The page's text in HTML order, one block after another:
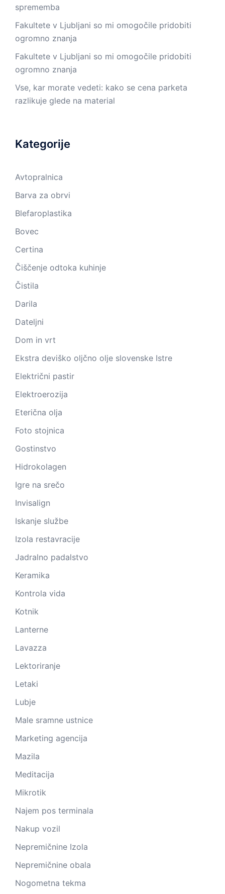
sprememba
Fakultete v Ljubljani so mi omogočile pridobiti
ogromno znanja
Fakultete v Ljubljani so mi omogočile pridobiti
ogromno znanja
Vse, kar morate vedeti: kako se cena parketa
razlikuje glede na material
Kategorije
Avtopralnica
Barva za obrvi
Blefaroplastika
Bovec
Certina
Čiščenje odtoka kuhinje
Čistila
Darila
Dateljni
Dom in vrt
Ekstra deviško oljčno olje slovenske Istre
Električni pastir
Elektroerozija
Eterična olja
Foto stojnica
Gostinstvo
Hidrokolagen
Igre na srečo
Invisalign
Iskanje službe
Izola restavracije
Jadralno padalstvo
Keramika
Kontrola vida
Kotnik
Lanterne
Lavazza
Lektoriranje
Letaki
Lubje
Male sramne ustnice
Marketing agencija
Mazila
Meditacija
Mikrotik
Najem pos terminala
Nakup vozil
Nepremičnine Izola
Nepremičnine obala
Nogometna tekma